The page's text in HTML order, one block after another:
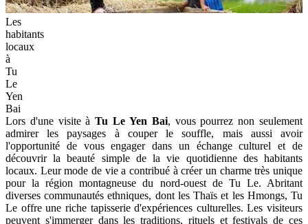
Les
habitants
locaux
à
Tu
Le
Yen
Bai
Lors d'une visite àTu Le Yen Bai, vous pourrez non seulement
admirer les paysages à couper le souffle, mais aussi avoir
l'opportunité de vous engager dans un échange culturel et de
découvrir la beauté simple de la vie quotidienne des habitants
locaux. Leur mode de vie a contribué à créer un charme très unique
pour la région montagneuse du nord-ouest de Tu Le. Abritant
diverses communautés ethniques, dont les Thaïs et les Hmongs, Tu
Le offre une riche tapisserie d'expériences culturelles. Les visiteurs
peuvent s'immerger dans les traditions, rituels et festivals de ces